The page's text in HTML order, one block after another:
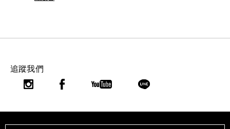
追蹤我們